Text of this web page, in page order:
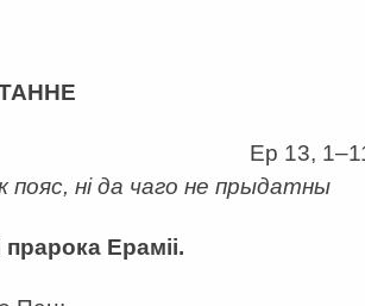
Ер 13,
пояс, ні да чаго не прыдатны
прарока Ераміі.